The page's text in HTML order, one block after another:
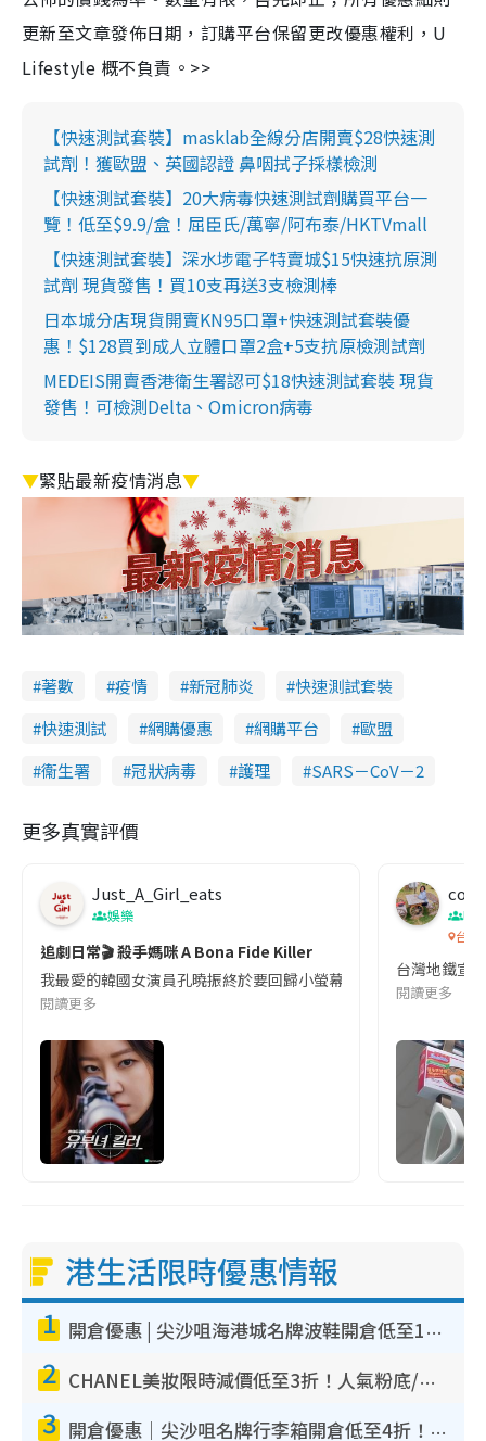
更新至文章發佈日期，訂購平台保留更改優惠權利，U
Lifestyle 概不負責。>>
【快速測試套裝】masklab全線分店開賣$28快速測
試劑！獲歐盟、英國認證 鼻咽拭子採樣檢測
【快速測試套裝】20大病毒快速測試劑購買平台一
覽！低至$9.9/盒！屈臣氏/萬寧/阿布泰/HKTVmall
【快速測試套裝】深水埗電子特賣城$15快速抗原測
試劑 現貨發售！買10支再送3支檢測棒
日本城分店現貨開賣KN95口罩+快速測試套裝優
惠！$128買到成人立體口罩2盒+5支抗原檢測試劑
MEDEIS開賣香港衛生署認可$18快速測試套裝 現貨
發售！可檢測Delta、Omicron病毒
▼緊貼最新疫情消息▼
著數 疫情 新冠肺炎
快速測試套裝
快速測試
網購優惠 網購平台
歐盟
衞生署
冠狀病毒 護理 SARS－CoV－2
更多真實評價
Just_A_Girl_eats
娛樂
追劇日常🎬 殺手媽咪 A Bona Fide Killer
我最愛的韓國女演員孔曉振終於要回歸小螢幕啦!這次的劇本改編
閱讀更多
co
吹
台灣
台灣地鐵宣
閱讀更多
港生活限時優惠情報
1 開倉優惠 | 尖沙咀海港城名牌波鞋開倉低至1折！On鞋$899起／Joy&Peace鞋履$98起
2 CHANEL美妝限時減價低至3折！人氣粉底/唇膏/精華液低至$275！COCO香水都有平
3 開倉優惠｜尖沙咀名牌行李箱開倉低至4折！一連5日 American Tourister/ace./Hallmark $200起！